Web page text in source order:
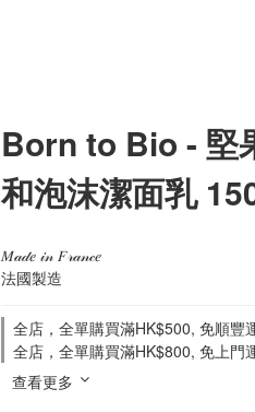
Born to Bio - 堅
和泡沫潔面乳
𝑀𝒶𝒹𝑒 𝒾𝓃 𝐹𝓇𝒶𝓃𝒸𝑒
法國製造
全店，全單購買滿HK$500, 免順豐
全店，全單購買滿HK$800, 免上門
查看更多